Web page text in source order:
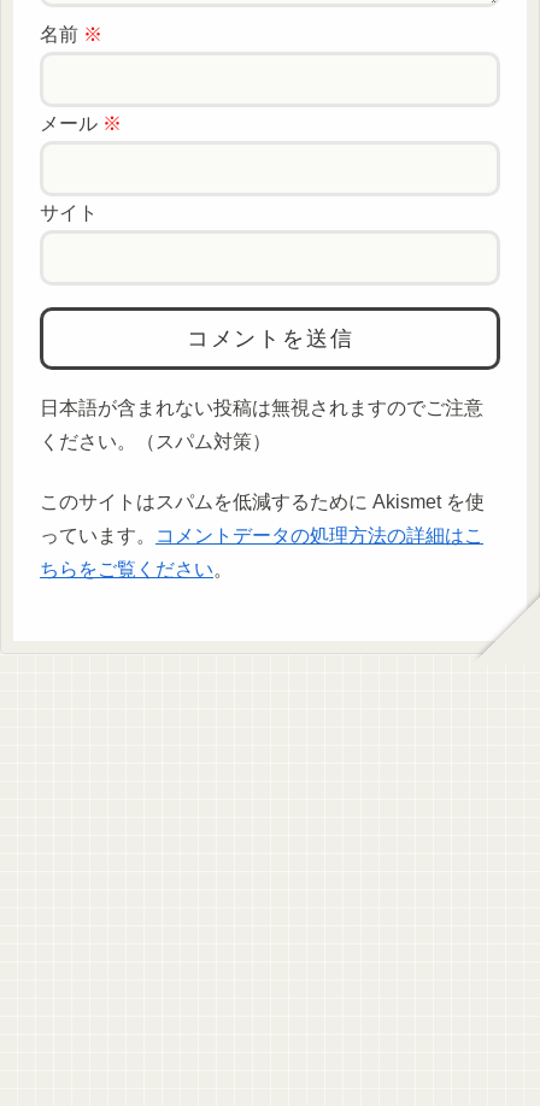
名前 ※
メール ※
サイト
日本語が含まれない投稿は無視されますのでご注意
ください。（スパム対策）
このサイトはスパムを低減するために Akismet を使
っています。
コメントデータの処理方法の詳細はこ
ちらをご覧ください。